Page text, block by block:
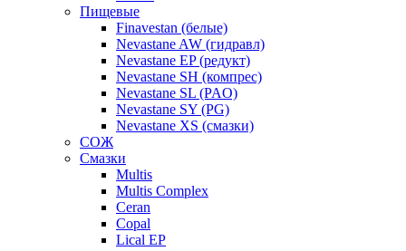
Пищевые
Finavestan (белые)
Nevastane AW (гидравл)
Nevastane EP (редукт)
Nevastane SH (компрес)
Nevastane SL (PAO)
Nevastane SY (PG)
Nevastane XS (смазки)
СОЖ
Смазки
Multis
Multis Complex
Ceran
Copal
Lical EP